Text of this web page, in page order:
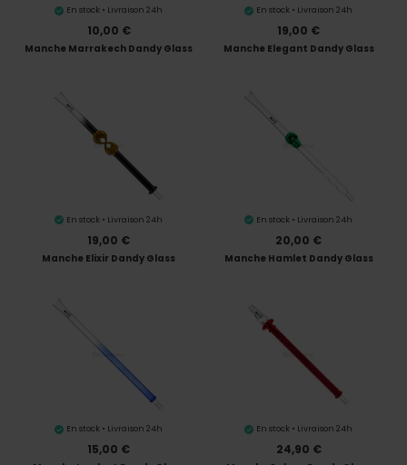
En stock • Livraison 24h
10,00 €
Manche Marrakech Dandy Glass
En stock • Livraison 24h
19,00 €
Manche Elegant Dandy Glass
En stock • Livraison 24h
19,00 €
Manche Elixir Dandy Glass
En stock • Livraison 24h
20,00 €
Manche Hamlet Dandy Glass
En stock • Livraison 24h
15,00 €
En stock • Livraison 24h
24,90 €